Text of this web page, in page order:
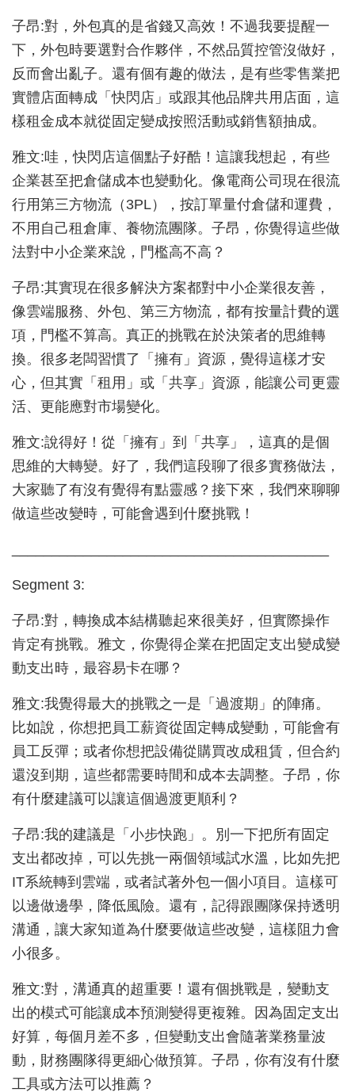
子昂:對，外包真的是省錢又高效！不過我要提醒一
下，外包時要選對合作夥伴，不然品質控管沒做好，
反而會出亂子。還有個有趣的做法，是有些零售業把
實體店面轉成「快閃店」或跟其他品牌共用店面，這
樣租金成本就從固定變成按照活動或銷售額抽成。
雅文:哇，快閃店這個點子好酷！這讓我想起，有些
企業甚至把倉儲成本也變動化。像電商公司現在很流
行用第三方物流（3PL），按訂單量付倉儲和運費，
不用自己租倉庫、養物流團隊。子昂，你覺得這些做
法對中小企業來說，門檻高不高？
子昂:其實現在很多解決方案都對中小企業很友善，
像雲端服務、外包、第三方物流，都有按量計費的選
項，門檻不算高。真正的挑戰在於決策者的思維轉
換。很多老闆習慣了「擁有」資源，覺得這樣才安
心，但其實「租用」或「共享」資源，能讓公司更靈
活、更能應對市場變化。
雅文:說得好！從「擁有」到「共享」，這真的是個
思維的大轉變。好了，我們這段聊了很多實務做法，
大家聽了有沒有覺得有點靈感？接下來，我們來聊聊
做這些改變時，可能會遇到什麼挑戰！
Segment 3:
子昂:對，轉換成本結構聽起來很美好，但實際操作
肯定有挑戰。雅文，你覺得企業在把固定支出變成變
動支出時，最容易卡在哪？
雅文:我覺得最大的挑戰之一是「過渡期」的陣痛。
比如說，你想把員工薪資從固定轉成變動，可能會有
員工反彈；或者你想把設備從購買改成租賃，但合約
還沒到期，這些都需要時間和成本去調整。子昂，你
有什麼建議可以讓這個過渡更順利？
子昂:我的建議是「小步快跑」。別一下把所有固定
支出都改掉，可以先挑一兩個領域試水溫，比如先把
IT系統轉到雲端，或者試著外包一個小項目。這樣可
以邊做邊學，降低風險。還有，記得跟團隊保持透明
溝通，讓大家知道為什麼要做這些改變，這樣阻力會
小很多。
雅文:對，溝通真的超重要！還有個挑戰是，變動支
出的模式可能讓成本預測變得更複雜。因為固定支出
好算，每個月差不多，但變動支出會隨著業務量波
動，財務團隊得更細心做預算。子昂，你有沒有什麼
工具或方法可以推薦？